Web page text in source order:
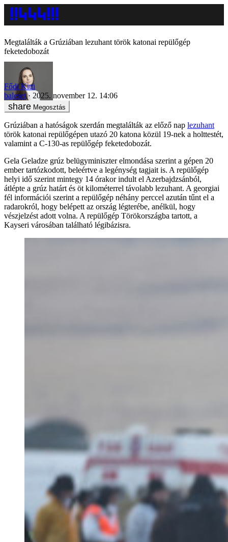
Megtalálták a Grúziában lezuhant török katonai repülőgép
feketedobozát
Fődi Kitti
baleset
2025. november 12. 14:06
Megosztás
Grúziában a hatóságok szerdán megtalálták az előző nap lezuhant
török katonai repülőgépen utazó 20 katona közül 19-nek a holttestét,
valamint a C-130-as repülőgép feketedobozát.
Gela Geladze grúz belügyminiszter elmondása szerint a gépen 20
ember tartózkodott, beleértve a legénység tagjait is. A repülőgép
helyi idő szerint mintegy 14 órakor indult el Azerbajdzsánból,
átlépte a grúz határt és öt kilométerrel távolabb lezuhant. A georgiai
fél információi szerint a repülőgép néhány perccel azután tűnt el a
radarokról, hogy belépett az ország légterébe, anélkül, hogy
vészjelzést adott volna. A repülőgép Törökországba tartott, a
Kayseri városában található légibázisra.